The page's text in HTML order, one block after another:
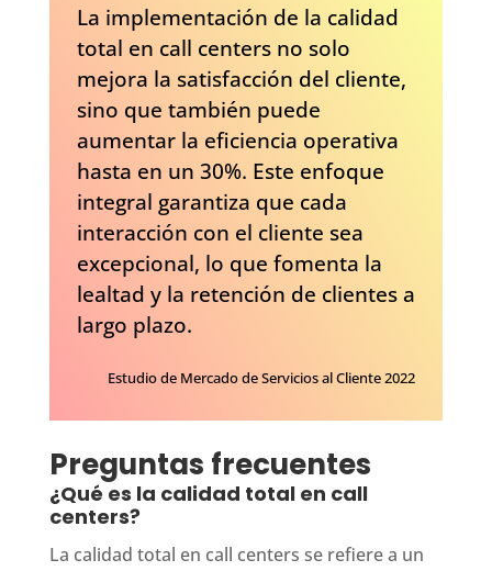
La implementación de la calidad
total en call centers no solo
mejora la satisfacción del cliente,
sino que también puede
aumentar la eficiencia operativa
hasta en un 30%. Este enfoque
integral garantiza que cada
interacción con el cliente sea
excepcional, lo que fomenta la
lealtad y la retención de clientes a
largo plazo.
Estudio de Mercado de Servicios al Cliente 2022
Preguntas frecuentes
¿Qué es la calidad total en call
centers?
La calidad total en call centers se refiere a un